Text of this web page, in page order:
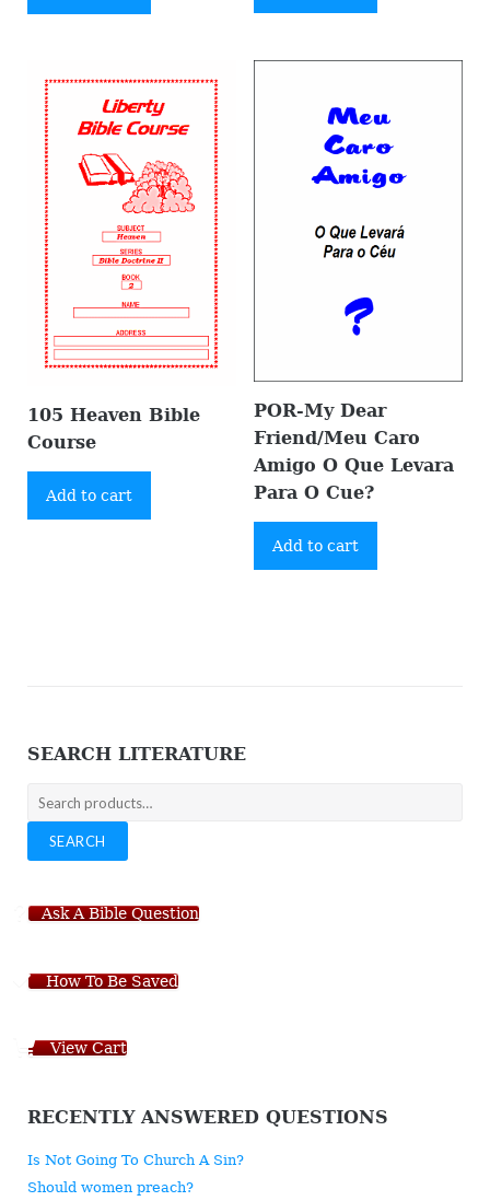
105 Heaven Bible
Course
Add to cart
POR-My Dear
Friend/Meu Caro
Amigo O Que Levara
Para O Cue?
Add to cart
SEARCH LITERATURE
Search
for:
SEARCH
Ask A Bible Question
How To Be Saved
View Cart
RECENTLY ANSWERED QUESTIONS
Is Not Going To Church A Sin?
Should women preach?